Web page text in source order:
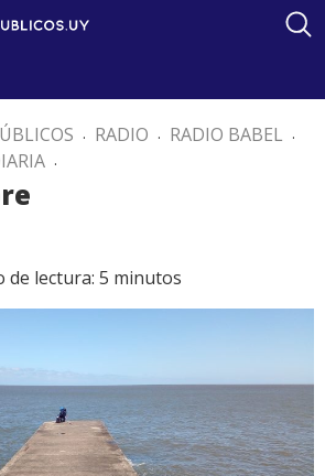
. RADIO . RADIO BABEL .
.
de lectura: 5 minutos